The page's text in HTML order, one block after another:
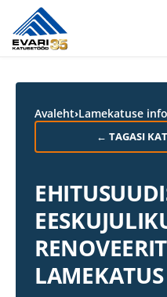
Skip to content
Avaleht›Lamekatuse
← TAGASI
LAMEKATUS